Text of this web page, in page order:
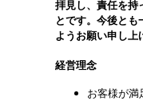
拝見し、責任を持
とです。今後とも
ようお願い申し上
経営理念
お客様が満